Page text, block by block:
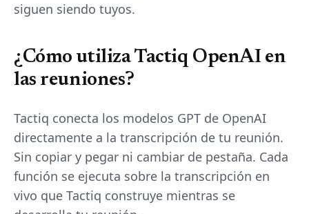
siguen siendo tuyos.
¿Cómo utiliza Tactiq OpenAI en
las reuniones?
Tactiq conecta los modelos GPT de OpenAI
directamente a la transcripción de tu reunión.
Sin copiar y pegar ni cambiar de pestaña. Cada
función se ejecuta sobre la transcripción en
vivo que Tactiq construye mientras se